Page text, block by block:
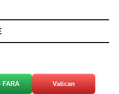
FARA Vatican